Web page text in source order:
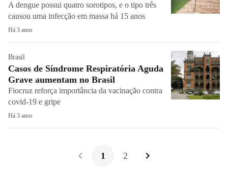
A dengue possui quatro sorotipos, e o tipo três
causou uma infecção em massa há 15 anos
Há 3 anos
Brasil
Casos de Síndrome Respiratória Aguda
Grave aumentam no Brasil
Fiocruz reforça importância da vacinação contra
covid-19 e gripe
Há 3 anos
1 2